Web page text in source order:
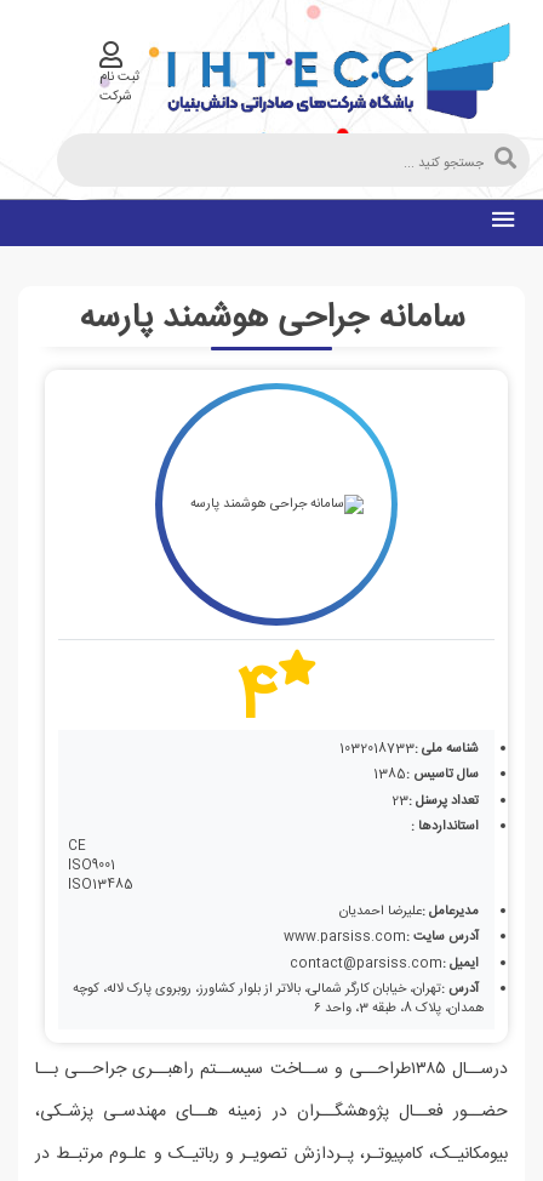
ثبت نام
شرکت
سامانه جراحی هوشمند پارسه
4 شناسه ملی :1032018733
سال تاسیس :1385
تعداد پرسنل :23
استانداردها :
CE
ISO9001
ISO13485
مدیرعامل :علیرضا احمدیان
آدرس سایت :www.parsiss.com
ایمیل :contact@parsiss.com
آدرس :تهران، خیابان کارگر شمالی، بالاتر از بلوار کشاورز، روبروی پارک لاله، کوچه
همدان، پلاک 8، طبقه 3، واحد ۶
درســال ۱۳۸۵طراحــی و ســاخت سیســتم راهبــری جراحــی بــا
حضــور فعــال پژوهشگــران در زمینه هــای مهندسـی پزشـکی،
بیومکانیـک، کامپیوتـر، پـردازش تصویـر و رباتیـک و علـوم مرتبـط در